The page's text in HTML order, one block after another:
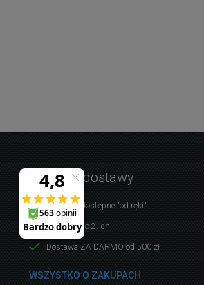
Warunki dostawy
Produkty dostępne "od ręki"
Dostawa do 2. dni
Dostawa ZA DARMO od 500 zł
WSZYSTKO O ZAKUPACH